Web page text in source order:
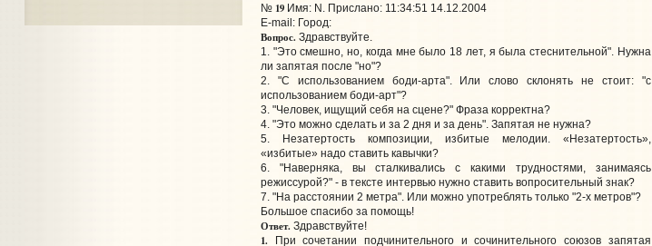
№ 19Имя: N. Прислано: 11:34:51 14.12.2004
E-mail: Город:
Вопрос.Здравствуйте.
1. "Это смешно, но, когда мне было 18 лет, я была стеснительной". Нужна
ли запятая после "но"?
2. "С использованием боди-арта". Или слово склонять не стоит: "с
использованием боди-арт"?
3. "Человек, ищущий себя на сцене?" Фраза корректна?
4. "Это можно сделать и за 2 дня и за день". Запятая не нужна?
5. Незатертость композиции, избитые мелодии. «Незатертость»,
«избитые» надо ставить кавычки?
6. "Наверняка, вы сталкивались с какими трудностями, занимаясь
режиссурой?" - в тексте интервью нужно ставить вопросительный знак?
7. "На расстоянии 2 метра". Или можно употреблять только "2-х метров"?
Большое спасибо за помощь!
Ответ.Здравствуйте!
1. При сочетании подчинительного и сочинительного союзов запятая